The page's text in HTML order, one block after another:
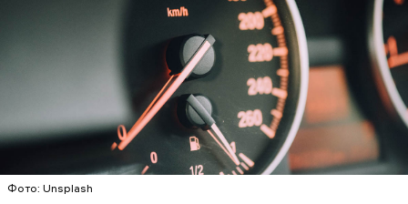
Фото: Unsplash
подчеркнула доктор.